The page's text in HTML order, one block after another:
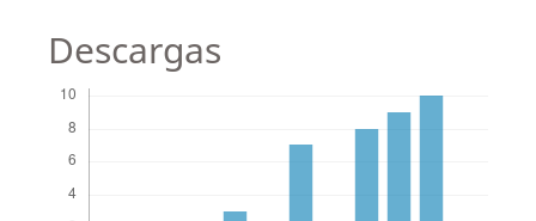
Descargas